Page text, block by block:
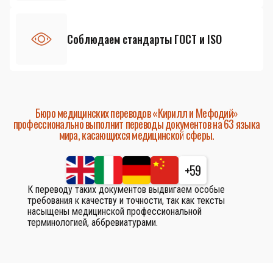
Соблюдаем стандарты ГОСТ и ISO
Бюро медицинских переводов «Кирилл и Мефодий»
профессионально выполнит переводы документов на 63 языка
мира, касающихся медицинской сферы.
+59
К переводу таких документов выдвигаем особые
требования к качеству и точности, так как тексты
насыщены медицинской профессиональной
терминологией, аббревиатурами.